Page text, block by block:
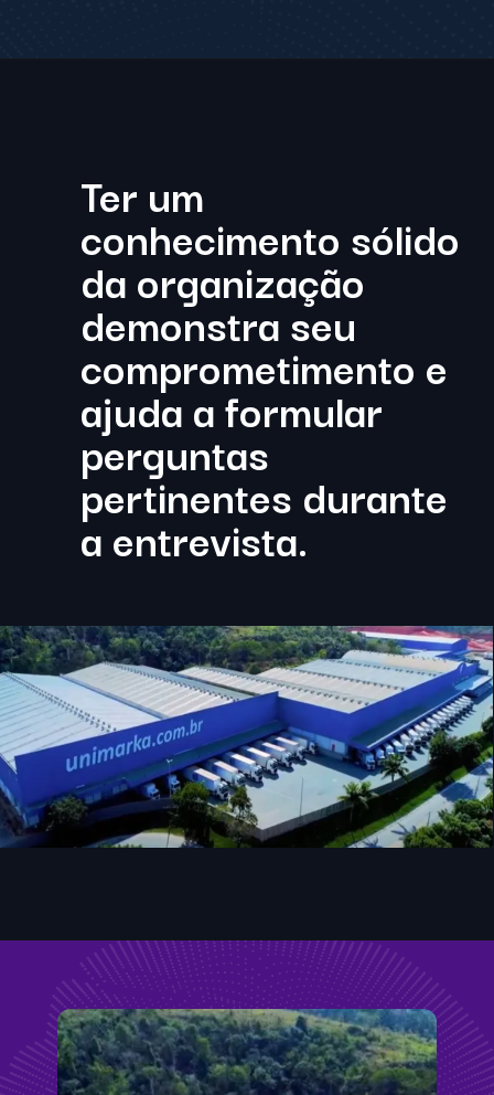
Ter um
conhecimento sólido
da organização
demonstra seu
comprometimento e
ajuda a formular
perguntas
pertinentes durante
a entrevista.